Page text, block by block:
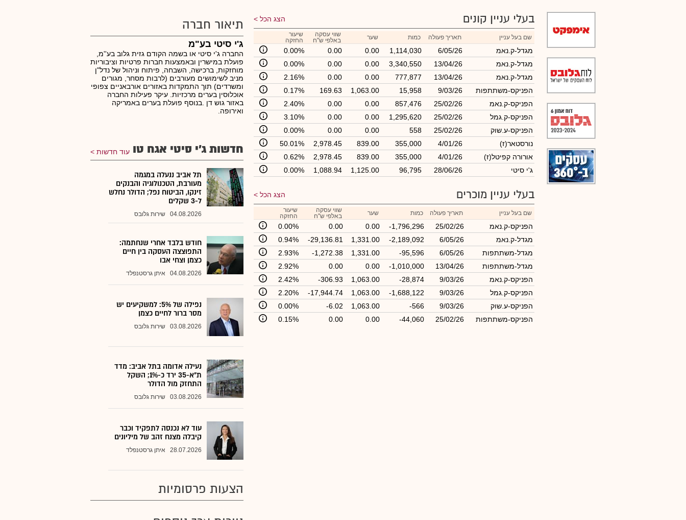
בעלי עניין קונים הצג הכל
שם בעל עניין תאריך פעולה כמות שער
שווי עסקה
באלפי ש"ח
שיעור
החזקה
מגדל-ק.נאמ 6/05/26
1,114,030
0.00
0.00
0.00%
מגדל-ק.נאמ
13/04/26
3,340,550
0.00
0.00
0.00%
מגדל-ק.נאמ
13/04/26
777,877
0.00
0.00
2.16%
הפניקס-משתתפות
9/03/26
15,958
1,063.00
169.63
0.17%
הפניקס-ק.נאמ
25/02/26
857,476
0.00
0.00
2.40%
הפניקס-ק.גמל
25/02/26
1,295,620
0.00
0.00
3.10%
הפניקס-ע.שוק
25/02/26
558
0.00
0.00
0.00%
(נורסטאר(ז
4/01/26
355,000
839.00
2,978.45
50.01%
(אורורה קפיטל(ז
4/01/26
355,000
839.00
2,978.45
0.62%
ג'י סיטי
28/06/26
96,795
1,125.00
1,088.94
0.00%
בעלי עניין מוכרים הצג הכל
שם בעל עניין תאריך פעולה כמות שער
שווי עסקה
באלפי ש"ח
שיעור
החזקה
הפניקס-ק.נאמ 25/02/26
-1,796,296
0.00
0.00
0.00%
מגדל-ק.נאמ
6/05/26
-2,189,092
1,331.00
-29,136.81
0.94%
מגדל-משתתפות
6/05/26
-95,596
1,331.00
-1,272.38
2.93%
מגדל-משתתפות
13/04/26
-1,010,000
0.00
0.00
2.92%
הפניקס-ק.נאמ
9/03/26
-28,874
1,063.00
-306.93
2.42%
הפניקס-ק.גמל
9/03/26
-1,688,122
1,063.00
-17,944.74
2.20%
הפניקס-ע.שוק
9/03/26
-566
1,063.00
-6.02
0.00%
הפניקס-משתתפות
25/02/26
-44,060
0.00
0.00
0.15%
תיאור חברה
ג'י סיטי בע"מ
החברה ג'י סיטי או בשמה הקודם גזית גלוב בע''מ,
פועלת במישרין ובאמצעות חברות פרטיות וציבוריות
מוחזקות, ברכישה, השבחה, פיתוח וניהול של נדל"ן
מניב לשימושים מעורבים (לרבות מסחר, מגורים
ומשרדים) תוך התמקדות באזורים אורבאניים צפופי
אוכלוסין בערים מרכזיות. עיקר פעילות החברה
באזור גוש דן .בנוסף פועלת בערים באמריקה
ואירופה.
חדשות ג'י סיטי אגח טו עוד חדשות
תל אביב ננעלה במגמה
מעורבת, הטכנולוגיה והבנקים
זינקו, הביטוח נפל; הדולר נחלש
ל-3 שקלים
04.08.2026 שירות גלובס
חודש בלבד אחרי שנחתמה:
התפוצצה העסקה בין חיים
כצמן וצחי אבו
04.08.2026 איתן גרסטנפלד
נפילה של 5%: למשקיעים יש
מסר ברור לחיים כצמן
03.08.2026 שירות גלובס
נעילה אדומה בתל אביב: מדד
ת"א-35 ירד כ-1%; השקל
התחזק מול הדולר
03.08.2026 שירות גלובס
עוד לא נכנסה לתפקיד וכבר
קיבלה מצנח זהב של מיליונים
28.07.2026 איתן גרסטנפלד
הצעות פרסומיות